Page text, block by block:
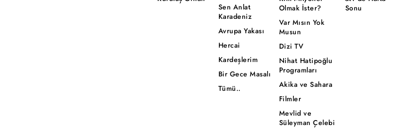
Sen Anlat
Karadeniz
Avrupa Yakası
Hercai
Kardeşlerim
Bir Gece Masalı
Tümü..
Olmak İster?
Var Mısın Yok
Musun
Dizi TV
Nihat Hatipoğlu
Programları
Akika ve Sahara
Filmler
Mevlid ve
Süleyman Çelebi
Sonu